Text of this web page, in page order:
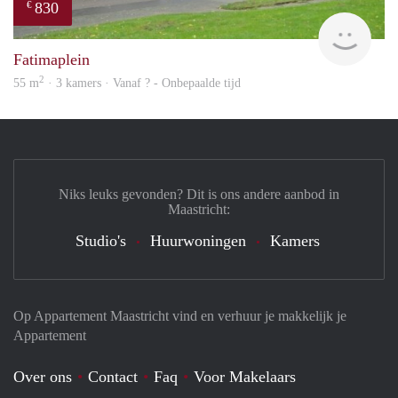
€ 830
rent
Fatimaplein
55 m2 · 3 kamers · Vanaf ? - Onbepaalde tijd
Op Appartement Maastricht vind en verhuur je makkelijk je
Appartement
Over ons Contact Faq Voor Makelaars
Niks leuks gevonden? Dit is ons andere aanbod in
Maastricht:
Studio's Huurwoningen Kamers